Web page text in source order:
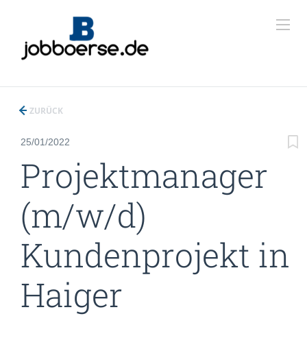
ZURÜCK
25/01/2022
Projektmanager
(m/w/d)
Kundenprojekt in
Haiger